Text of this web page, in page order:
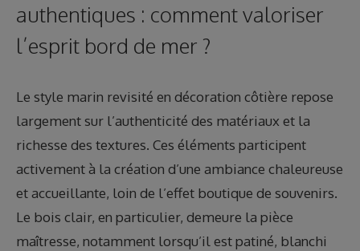
authentiques : comment valoriser
l’esprit bord de mer ?
Le style marin revisité en décoration côtière repose
largement sur l’authenticité des matériaux et la
richesse des textures. Ces éléments participent
activement à la création d’une ambiance chaleureuse
et accueillante, loin de l’effet boutique de souvenirs.
Le bois clair, en particulier, demeure la pièce
maîtresse, notamment lorsqu’il est patiné, blanchi